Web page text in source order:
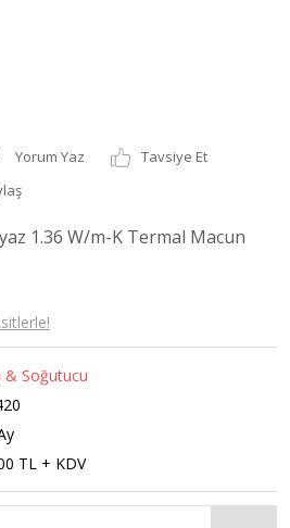
Yorum Yaz
Tavsiye Et
1.36 W/m-K Termal Macun
& Soğutucu
TL + KDV